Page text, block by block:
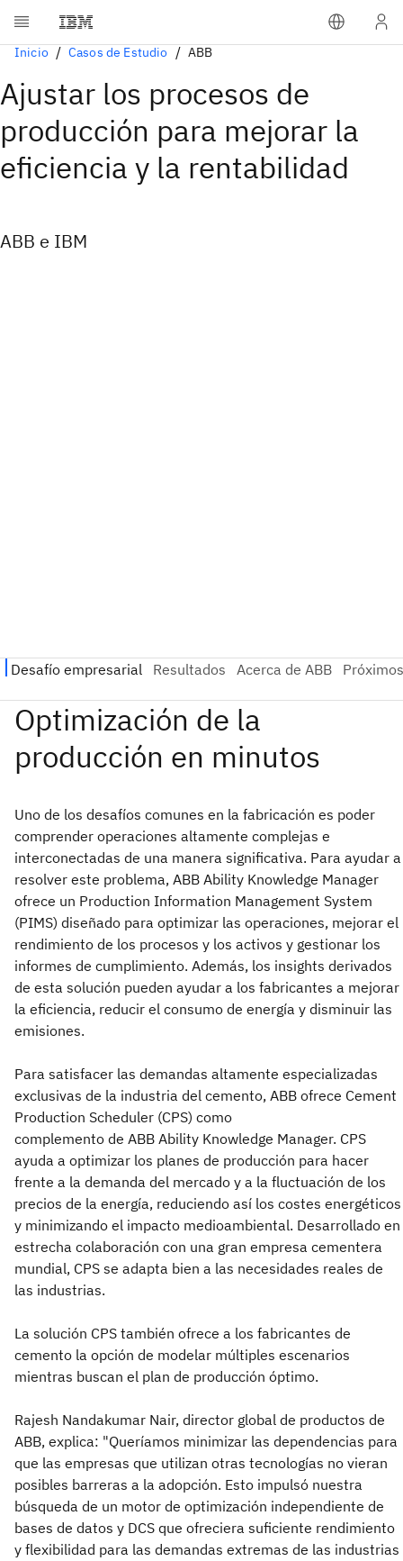
Inicio Casos de Estudio ABB
Ajustar los procesos de
producción para mejorar la
eficiencia y la rentabilidad
ABB e IBM
Uno de los desafíos comunes en la fabricación es poder
comprender operaciones altamente complejas e
interconectadas de una manera significativa. Para ayudar a
resolver este problema, ABB Ability Knowledge Manager
ofrece un Production Information Management System
(PIMS) diseñado para optimizar las operaciones, mejorar el
rendimiento de los procesos y los activos y gestionar los
informes de cumplimiento. Además, los insights derivados
de esta solución pueden ayudar a los fabricantes a mejorar
la eficiencia, reducir el consumo de energía y disminuir las
emisiones.
Para satisfacer las demandas altamente especializadas
exclusivas de la industria del cemento, ABB ofrece Cement
Production Scheduler (CPS) como
complemento de ABB Ability Knowledge Manager. CPS
ayuda a optimizar los planes de producción para hacer
frente a la demanda del mercado y a la fluctuación de los
precios de la energía, reduciendo así los costes energéticos
y minimizando el impacto medioambiental. Desarrollado en
estrecha colaboración con una gran empresa cementera
mundial, CPS se adapta bien a las necesidades reales de
las industrias.
La solución CPS también ofrece a los fabricantes de
cemento la opción de modelar múltiples escenarios
mientras buscan el plan de producción óptimo.
Rajesh Nandakumar Nair, director global de productos de
ABB, explica: "Queríamos minimizar las dependencias para
que las empresas que utilizan otras tecnologías no vieran
posibles barreras a la adopción. Esto impulsó nuestra
búsqueda de un motor de optimización independiente de
bases de datos y DCS que ofreciera suficiente rendimiento
y flexibilidad para las demandas extremas de las industrias